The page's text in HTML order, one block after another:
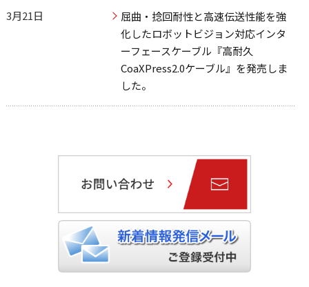
3月21日
屈曲・捻回耐性と高速伝送性能を強
化したロボットビジョン対応インタ
ーフェースケーブル『高耐久
CoaXPress2.0ケーブル』を発売しま
した。